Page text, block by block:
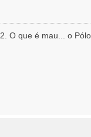
O que é mau... o